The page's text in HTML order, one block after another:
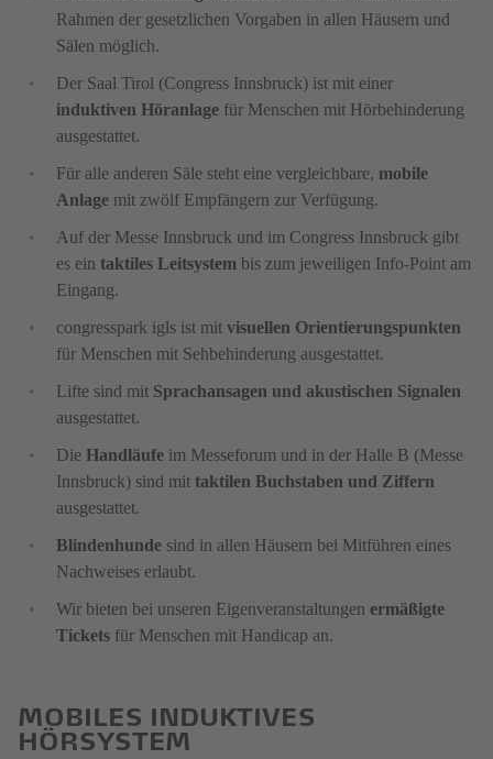
Rahmen der gesetzlichen Vorgaben in allen Häusern und
Sälen möglich.
Der Saal Tirol (Congress Innsbruck) ist mit einer
induktiven Höranlage für Menschen mit Hörbehinderung
ausgestattet.
Für alle anderen Säle steht eine vergleichbare, mobile
Anlage mit zwölf Empfängern zur Verfügung.
Auf der Messe Innsbruck und im Congress Innsbruck gibt
es ein taktiles Leitsystem bis zum jeweiligen Info-Point am
Eingang.
congresspark igls ist mit visuellen Orientierungspunkten
für Menschen mit Sehbehinderung ausgestattet.
Lifte sind mit Sprachansagen und akustischen Signalen
ausgestattet.
Die Handläufe im Messeforum und in der Halle B (Messe
Innsbruck) sind mit taktilen Buchstaben und Ziffern
ausgestattet.
Blindenhunde sind in allen Häusern bei Mitführen eines
Nachweises erlaubt.​​​
Wir bieten bei unseren Eigenveranstaltungen ermäßigte
Tickets für Menschen mit Handicap an.
MOBILES INDUKTIVES
HÖRSYSTEM